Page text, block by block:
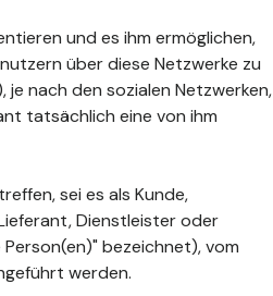
und es ihm ermöglichen,
über diese Netzwerke zu
nach den sozialen Netzwerken,
tatsächlich eine von ihm
sei es als Kunde,
Dienstleister oder
bezeichnet), vom
werden.